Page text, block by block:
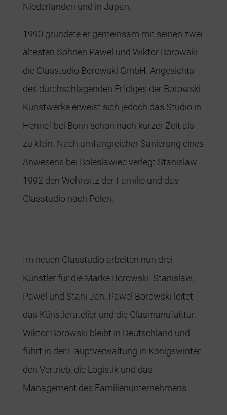
Niederlanden und in Japan.
1990 gründete er gemeinsam mit seinen zwei
ältesten Söhnen Pawel und Wiktor Borowski
die Glasstudio Borowski GmbH. Angesichts
des durchschlagenden Erfolges der Borowski
Kunstwerke erweist sich jedoch das Studio in
Hennef bei Bonn schon nach kurzer Zeit als
zu klein. Nach umfangreicher Sanierung eines
Anwesens bei Boleslawiec verlegt Stanislaw
1992 den Wohnsitz der Familie und das
Glasstudio nach Polen.
Im neuen Glasstudio arbeiten nun drei
Künstler für die Marke Borowski: Stanislaw,
Pawel und Stani Jan. Pawel Borowski leitet
das Künstleratelier und die Glasmanufaktur.
Wiktor Borowski bleibt in Deutschland und
führt in der Hauptverwaltung in Königswinter
den Vertrieb, die Logistik und das
Management des Familienunternehmens.